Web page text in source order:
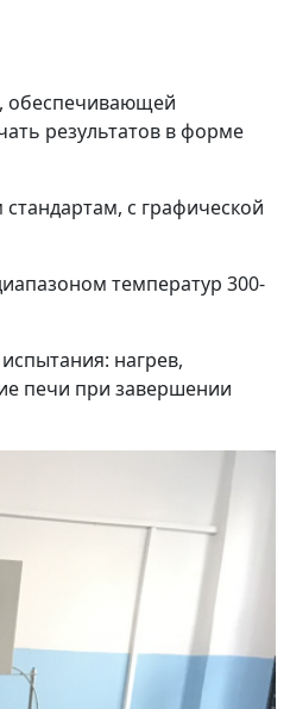
обеспечивающей
результатов в форме
с графической
температур 300-
нагрев,
печи при завершении